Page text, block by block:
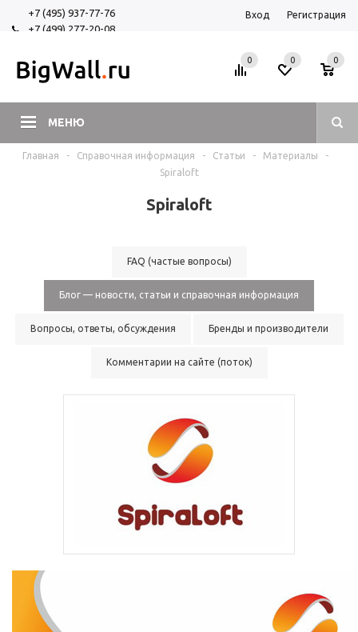
+7 (495) 937-77-76
+7 (499) 277-20-08
Вход Регистрация
МЕНЮ
0 0
0
Главная - Справочная информация - Статьи - Материалы
-
Spiraloft
Spiraloft
FAQ (частые вопросы)
Блог — новости, статьи и справочная информация
Вопросы, ответы, обсуждения Бренды и производители
Комментарии на сайте (поток)